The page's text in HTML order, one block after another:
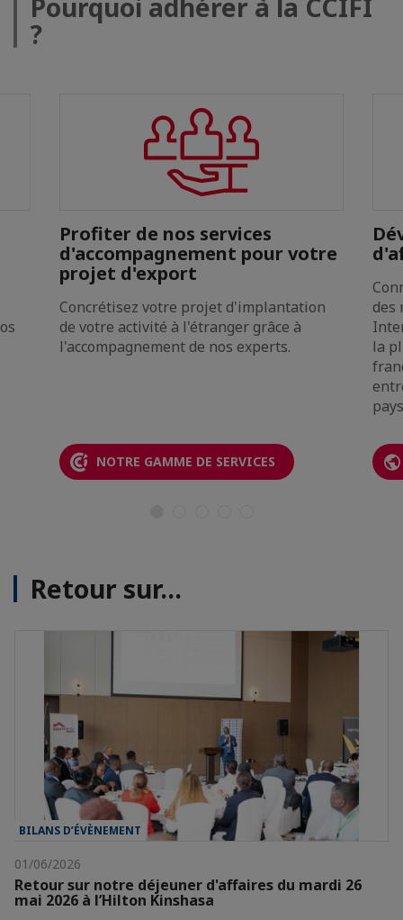
Pourquoi adhérer à la CCIFI
?
Profiter de nos services
d'accompagnement pour votre
projet d'export
Concrétisez votre projet d'implantation
de votre activité à l'étranger grâce à
l'accompagnement de nos experts.
NOTRE GAMME DE SERVICES
des
la
Retour sur...
BILANS D’ÉVÈNEMENT
01/06/2026
Retour sur notre déjeuner d'affaires du mardi 26
mai 2026 à l’Hilton Kinshasa